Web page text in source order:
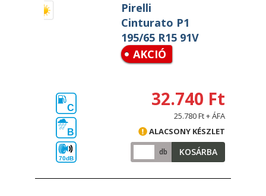
Pirelli
Cinturato P1
195/65 R15 91V
AKCIÓ
C
B
70dB
32.740 Ft
25.780 Ft + ÁFA
ALACSONY KÉSZLET
db KOSÁRBA